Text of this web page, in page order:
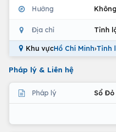
Hướng
Địa chỉ Tỉnh
Khu vựcHồ Chí Minh›Tỉnh
Pháp lý & Liên hệ
Pháp lý Sổ Đỏ